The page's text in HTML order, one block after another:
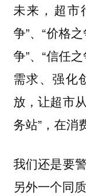
未来，超市
争”、“价格
争”、“信任
需求、强化
放，让超市
务站”，在消
我们还是要
另外一个同质